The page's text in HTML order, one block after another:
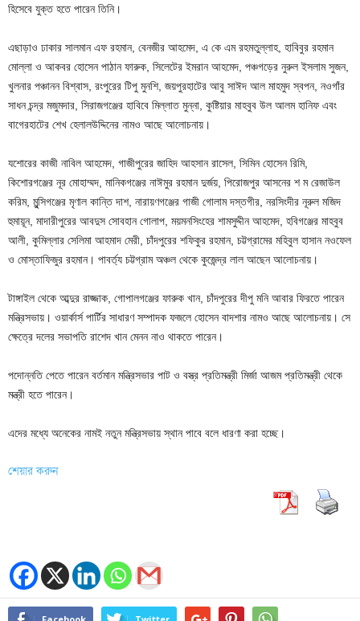
হিসেবে যুক্ত হতে পারেন তিনি।
এছাড়াও ঢাকার সালমান এফ রহমান, বেনজীর আহমেদ, এ কে এম রহমতুল্লাহ, হাবিবুর রহমান
মোল্লা ও আকবর হোসেন পাঠান ফারুক, সিলেটের ইমরান আহমেদ, পঞ্চগড়ের নুরুল ইসলাম সুজন,
খুলনার পঞ্চানন বিশ্বাস, রংপুরের টিপু মুনশি, জয়পুরহাটের আবু সাঈদ আল মাহমুদ স্বপন, নওগাঁর
সাধন চন্দ্র মজুমদার, সিরাজগঞ্জের হাবিবে মিল্লাত মুন্না, কুষ্টিয়ার মাহবুব উল আলম হানিফ এবং
বাগেরহাটের শেখ হেলালউদ্দিনের নামও আছে আলোচনায়।
যশোরের কাজী নাবিল আহমেদ, গাজীপুরের জাহিদ আহসান রাসেল, সিমিন হোসেন রিমি,
কিশোরগঞ্জের নূর মোহাম্মদ, মানিকগঞ্জের নাঈমুর রহমান দুর্জয়, পিরোজপুর আসনের শ ম রেজাউল
করিম, মুন্সিগঞ্জের মৃণাল কান্তি দাশ, নারায়ণগঞ্জের গাজী গোলাম দস্তগীর, নরসিংদীর নূরুল মজিদ
হুমায়ূন, মাদারীপুরের আবদুস সোবহান গোলাপ, ময়মনসিংহের শামসুদ্দীন আহমেদ, হবিগঞ্জের মাহবুব
আলী, কুমিল্লার সেলিমা আহমাদ মেরী, চাঁদপুরের শফিকুর রহমান, চট্টগ্রামের মহিবুল হাসান নওফেল
ও মোস্তাফিজুর রহমান। পাবর্ত্য চট্টগ্রাম অঞ্চল থেকে কুজেন্দ্র লাল আছেন আলোচনায়।
টাঙ্গাইল থেকে আব্দুর রাজ্জাক, গোপালগঞ্জের ফারুক খান, চাঁদপুরের দীপু মনি আবার ফিরতে পারেন
মন্ত্রিসভায়। ওয়ার্কার্স পার্টির সাধারণ সম্পাদক ফজলে হোসেন বাদশার নামও আছে আলোচনায়। সে
ক্ষেত্রে দলের সভাপতি রাশেদ খান মেনন নাও থাকতে পারেন।
পদোন্নতি পেতে পারেন বর্তমান মন্ত্রিসভার পাট ও বস্ত্র প্রতিমন্ত্রী মির্জা আজম প্রতিমন্ত্রী থেকে
মন্ত্রী হতে পারেন।
এদের মধ্যে অনেকের নামই নতুন মন্ত্রিসভায় স্থান পাবে বলে ধারণা করা হচ্ছে।
শেয়ার করুন